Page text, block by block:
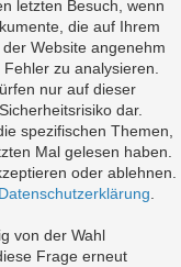
letzten Besuch, wenn
die auf Ihrem
Website angenehm
zu analysieren.
nur auf dieser
dar.
spezifischen Themen,
Mal gelesen haben.
oder ablehnen.
Datenschutzerklärung
von der Wahl
Frage erneut